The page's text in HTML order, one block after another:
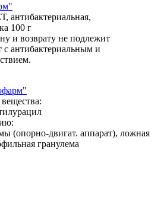
и возврату не подлежит
антибактериальным и
(опорно-двигат. аппарат), ложная
гранулема